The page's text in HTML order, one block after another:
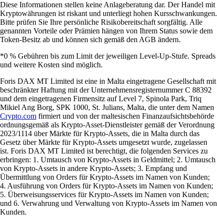
Diese Informationen stellen keine Anlageberatung dar. Der Handel mit
Kryptowährungen ist riskant und unterliegt hohen Kursschwankungen.
Bitte prüfen Sie Ihre persönliche Risikobereitschaft sorgfältig. Alle
genannten Vorteile oder Prämien hängen von Ihrem Status sowie dem
Token-Besitz ab und können sich gemäß den AGB ändern.
*0 % Gebühren bis zum Limit der jeweiligen Level-Up-Stufe. Spreads
und weitere Kosten sind möglich.
Foris DAX MT Limited ist eine in Malta eingetragene Gesellschaft mit
beschränkter Haftung mit der Unternehmensregisternummer C 88392
und dem eingetragenen Firmensitz auf Level 7, Spinola Park, Triq
Mikiel Ang Borg, SPK 1000, St. Julians, Malta, die unter dem Namen
Crypto.com firmiert und von der maltesischen Finanzaufsichtsbehörde
ordnungsgemäß als Krypto-Asset-Dienstleister gemäß der Verordnung
2023/1114 über Märkte für Krypto-Assets, die in Malta durch das
Gesetz über Märkte für Krypto-Assets umgesetzt wurde, zugelassen
ist. Foris DAX MT Limited ist berechtigt, die folgenden Services zu
erbringen: 1. Umtausch von Krypto-Assets in Geldmittel; 2. Umtausch
von Krypto-Assets in andere Krypto-Assets; 3. Empfang und
Übermittlung von Orders für Krypto-Assets im Namen von Kunden;
4. Ausführung von Orders für Krypto-Assets im Namen von Kunden;
5. Überweisungsservices für Krypto-Assets im Namen von Kunden;
und 6. Verwahrung und Verwaltung von Krypto-Assets im Namen von
Kunden.